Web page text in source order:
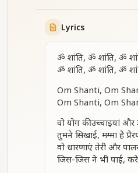
Lyrics
ॐ शांति, ॐ शांति, ॐ
ॐ शांति, ॐ शांति, ॐ
Om Shanti, Om
Om Shanti, Om
वो योग की उच्चाइयां और
तुमने सिखाई, मम्मा है
वो धारणाएं तेरी और
जिस-जिस ने भी पाई, करे